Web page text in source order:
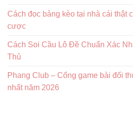
Cách đọc bảng kèo tại nhà cái thật
cược
Cách Soi Cầu Lô Đề Chuẩn Xác
Thủ
Phang Club – Cổng game bài đổi
nhất năm 2026